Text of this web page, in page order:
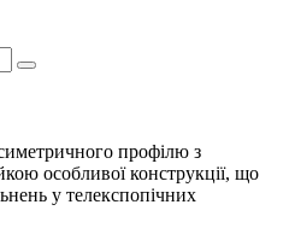
профілю з
особливої конструкції, що
у телекспопічних